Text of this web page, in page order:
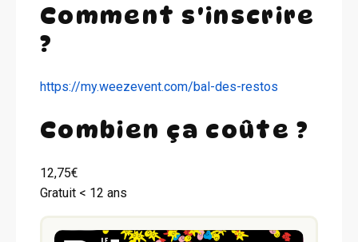
Comment s'inscrire
?
https://my.weezevent.com/bal-des-restos
Combien ça coûte ?
12,75€
Gratuit < 12 ans